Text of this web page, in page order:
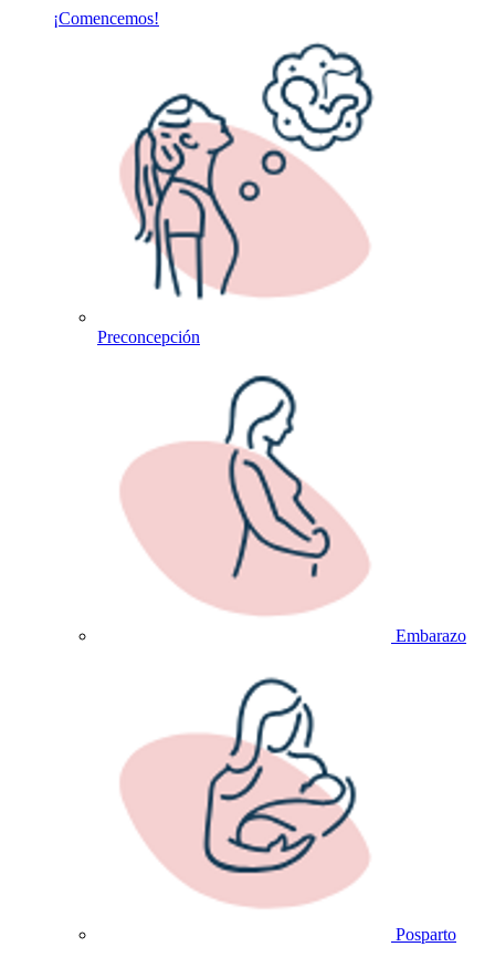
¡Comencemos!
Preconcepción
Embarazo
Posparto